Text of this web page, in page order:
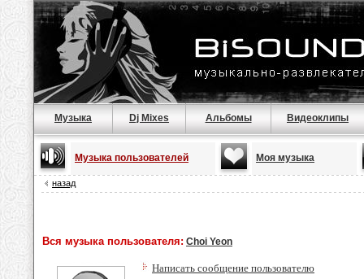
Музыка Dj Mixes Альбомы Видеоклипы
Музыка пользователей Моя музыка
назад
Вся музыка пользователя: Choi Yeon
Написать сообщение пользователю